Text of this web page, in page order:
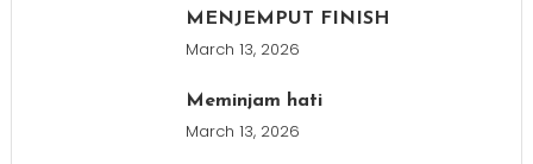
MENJEMPUT FINISH
March 13, 2026
Meminjam hati
March 13, 2026